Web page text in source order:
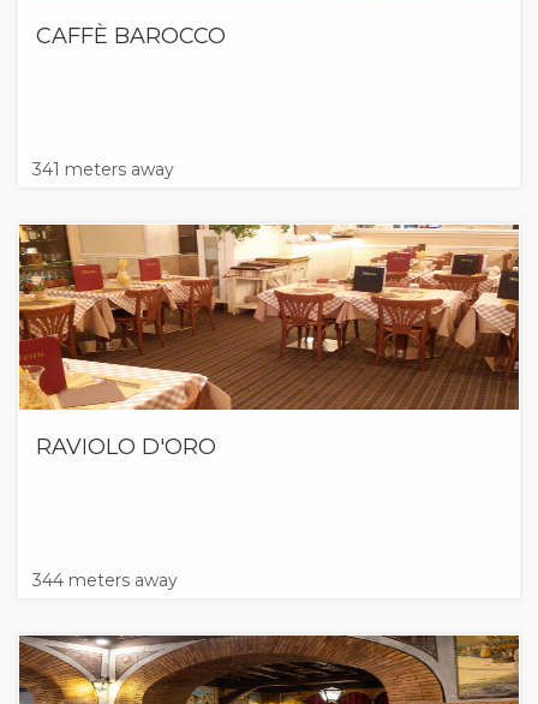
CAFFÈ BAROCCO
341 meters away
RAVIOLO D'ORO
344 meters away